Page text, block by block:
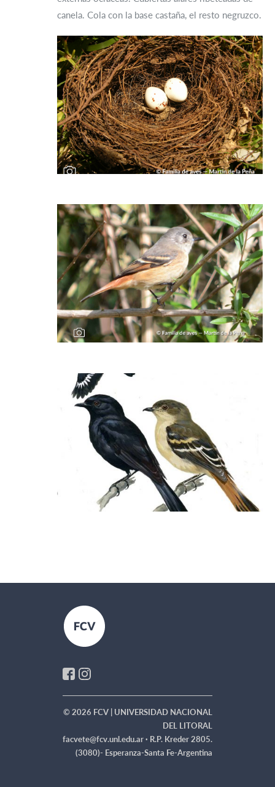
canela. Cola con la base castaña, el resto negruzco.
© 2026 FCV | UNIVERSIDAD NACIONAL
DEL LITORAL
facvete@fcv.unl.edu.ar · R.P. Kreder 2805.
(3080)- Esperanza-Santa Fe-Argentina